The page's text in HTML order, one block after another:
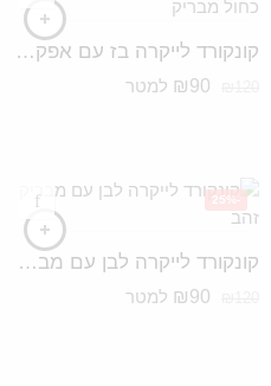
קונקורד לייקרה בז עם אפקט כחול מבריק
₪90 למטר
-25%
קונקורד לייקרה לבן עם מבריק זהב
₪90 למטר